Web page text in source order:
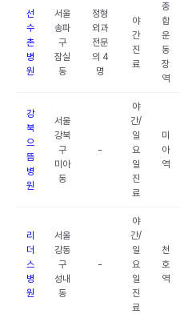
선
수
촌
병
원
서울
송파
구
잠실
동
정형
외과
전문
의 4
명
야
간
진
료
종
합
운
동
장
역
강
북
으
뜸
병
원
서울
강북
구
미아
동
-
야
간/
일
요
일
진
료
미
아
역
리
더
스
병
원
서울
강동
구
성내
동
-
야
간/
일
요
일
진
료
천
호
역